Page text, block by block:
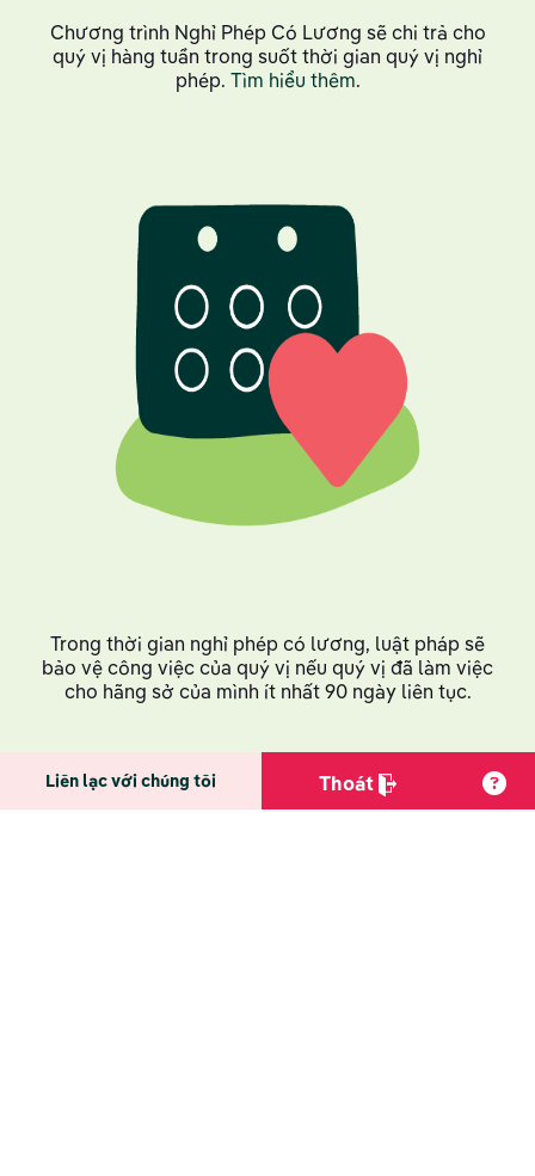
Liên lạc với chúng tôi Thoát
Chương trình Nghỉ Phép Có Lương sẽ chi trả cho
quý vị hàng tuần trong suốt thời gian quý vị nghỉ
phép. Tìm hiểu thêm.
Trong thời gian nghỉ phép có lương, luật pháp sẽ
bảo vệ công việc của quý vị nếu quý vị đã làm việc
cho hãng sở của mình ít nhất 90 ngày liên tục.